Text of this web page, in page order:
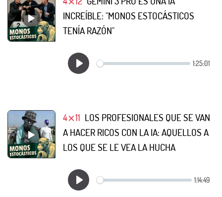
INCREÍBLE: "MONOS ESTOCÁSTICOS
TENÍA RAZÓN"
4⨯11 LOS PROFESIONALES QUE SE VAN
A HACER RICOS CON LA IA: AQUELLOS A
LOS QUE SE LE VEA LA HUCHA